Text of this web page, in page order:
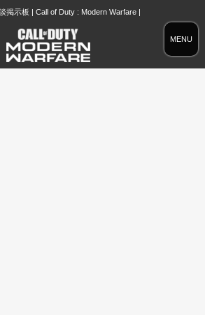
MENU
掲示板 | Call of Duty : Modern Warfare |